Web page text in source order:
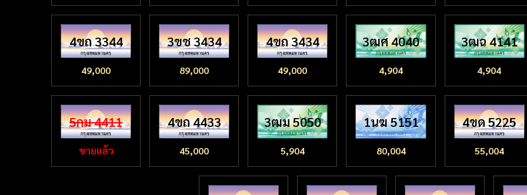
4ขถ 3344
49,000
3ขช 3434
89,000
4ขถ 3434
49,000
3ฒศ 4040
4,904
3ฒฉ 4141
4,904
5กม 4411
ขายแล้ว
4ขถ 4433
45,000
3ฒม 5050
5,904
1นฆ 5151
80,004
4ขด 5225
55,004